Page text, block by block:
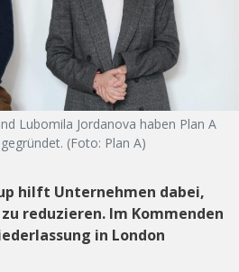
Lubomila Jordanova haben Plan A
(Foto: Plan A)
hilft Unternehmen dabei,
reduzieren. Im Kommenden
in London